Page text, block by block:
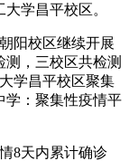
学昌平校区。
阳校区继续开展
，三校区共检测
学昌平校区聚集
学：聚集性疫情平
8天内累计确诊